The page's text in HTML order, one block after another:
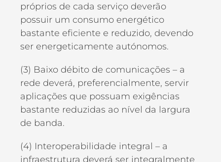
próprios de cada serviço deverão
possuir um consumo energético
bastante eficiente e reduzido, devendo
ser energeticamente autónomos.
(3) Baixo débito de comunicações – a
rede deverá, preferencialmente, servir
aplicações que possuam exigências
bastante reduzidas ao nível da largura
de banda.
(4) Interoperabilidade integral – a
infraestrutura deverá ser integralmente